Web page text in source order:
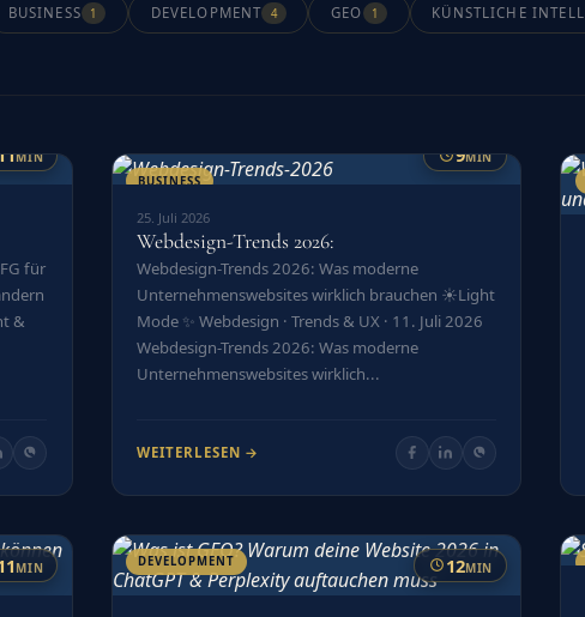
BUSINESS 1 DEVELOPMENT 4 GEO 1 KÜNSTLICHE
MIN
für
&
BUSINESS
9MIN
25. Juli 2026
Webdesign-Trends 2026:
Webdesign-Trends 2026: Was moderne
Unternehmenswebsites wirklich brauchen ☀️Light
Mode ✨ Webdesign · Trends & UX · 11. Juli 2026
Webdesign-Trends 2026: Was moderne
Unternehmenswebsites wirklich...
WEITERLESEN →
MIN DEVELOPMENT 12MIN